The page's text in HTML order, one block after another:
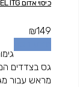
כיסוי אדום IPHONE 8 / 7 – PATCHWORKS LEVEL ITG
₪149
גס בצדדים
מראש עבור